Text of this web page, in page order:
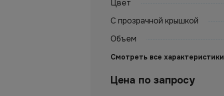
Цвет
С прозрачной крышкой
Объем
Смотреть все характеристики
Цена по запросу